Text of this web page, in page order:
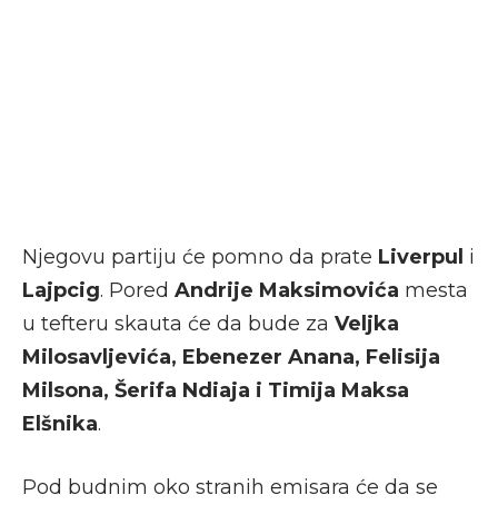
Njegovu partiju će pomno da prate Liverpul i
Lajpcig. Pored Andrije Maksimovića mesta
u tefteru skauta će da bude za Veljka
Milosavljevića, Ebenezer Anana, Felisija
Milsona, Šerifa Ndiaja i Timija Maksa
Elšnika.
Pod budnim oko stranih emisara će da se